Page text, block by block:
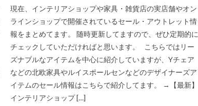
現在、インテリアショップや家具・雑貨店の実店舗やオン
ラインショップで開催されているセール・アウトレット情
報をまとめてます。 随時更新してますので、ぜひ定期的に
チェックしていただければと思います。 こちらではリー
ズナブルなアイテムを中心に紹介していますが、Yチェア
などの北欧家具やルイスポールセンなどのデザイナーズア
イテムのセール情報はこちらで紹介してます。 →【最新】
インテリアショップ […]